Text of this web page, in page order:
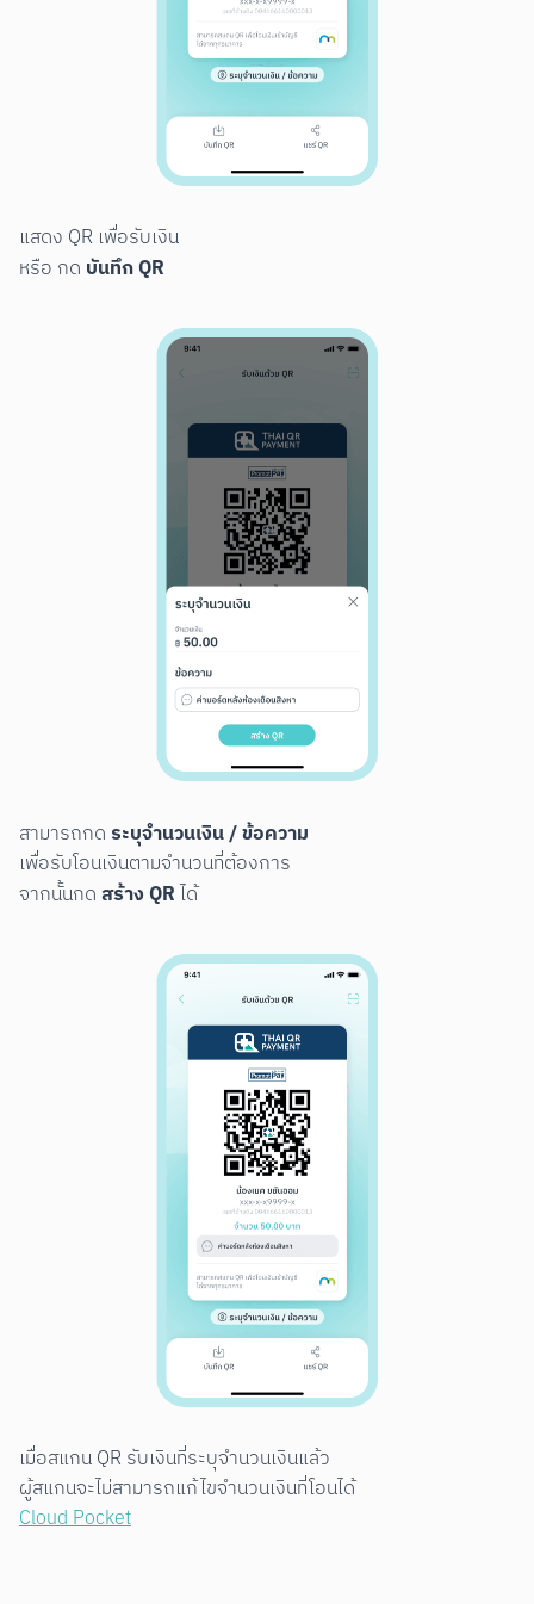
แสดง QR เพื่อรับเงิน
หรือ กด บันทึก QR
สามารถกด ระบุจำนวนเงิน / ข้อความ
เพื่อรับโอนเงินตามจำนวนที่ต้องการ
จากนั้นกด สร้าง QR ได้
เมื่อสแกน QR รับเงินที่ระบุจำนวนเงินแล้ว
Cloud Pocket